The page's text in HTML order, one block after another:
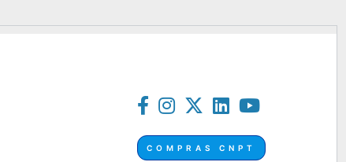
COMPRAS CNPT